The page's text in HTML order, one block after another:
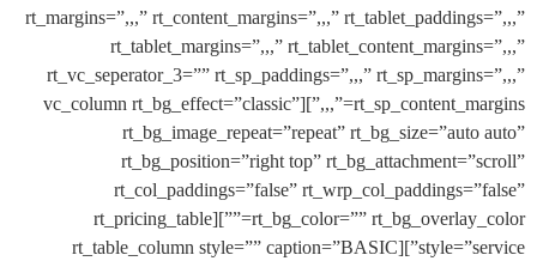
rt_margins=”,,,” rt_content_margins=”,,,”
rt_tablet_margins=”,,,”
rt_vc_seperator_3=”” rt_sp_paddings=”,,,”
rt_sp_content_margins=”,,,”][vc_column rt_bg_effect=”classic”
rt_bg_image_repeat=”repeat”
rt_bg_position=”right top”
rt_col_paddings=”false”
rt_bg_color=”” rt_bg_overlay_color=””][rt_pricing_table
style=”service”][rt_table_column style=”” caption=”BASIC